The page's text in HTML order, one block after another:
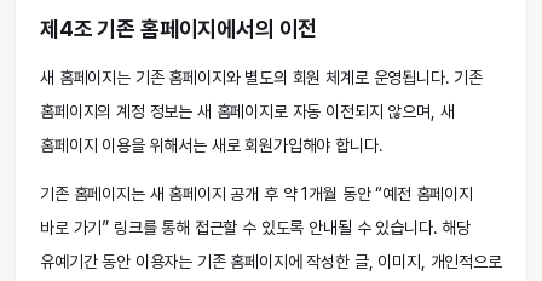
제4조 기존 홈페이지에서의 이전
새 홈페이지는 기존 홈페이지와 별도의 회원 체계로 운영됩니다. 기존
홈페이지의 계정 정보는 새 홈페이지로 자동 이전되지 않으며, 새
홈페이지 이용을 위해서는 새로 회원가입해야 합니다.
기존 홈페이지는 새 홈페이지 공개 후 약 1개월 동안 “예전 홈페이지
바로 가기” 링크를 통해 접근할 수 있도록 안내될 수 있습니다. 해당
유예기간 동안 이용자는 기존 홈페이지에 작성한 글, 이미지, 개인적으로